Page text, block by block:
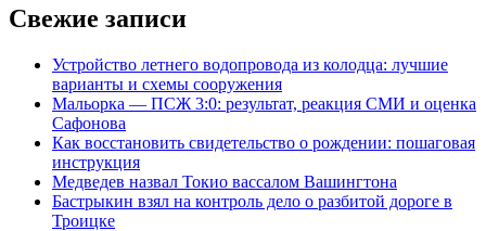
Свежие записи
Устройство летнего водопровода из колодца: лучшие
варианты и схемы сооружения
Мальорка — ПСЖ 3:0: результат, реакция СМИ и оценка
Сафонова
Как восстановить свидетельство о рождении: пошаговая
инструкция
Медведев назвал Токио вассалом Вашингтона
Бастрыкин взял на контроль дело о разбитой дороге в
Троицке